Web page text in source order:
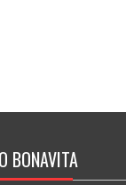
BONAVITA